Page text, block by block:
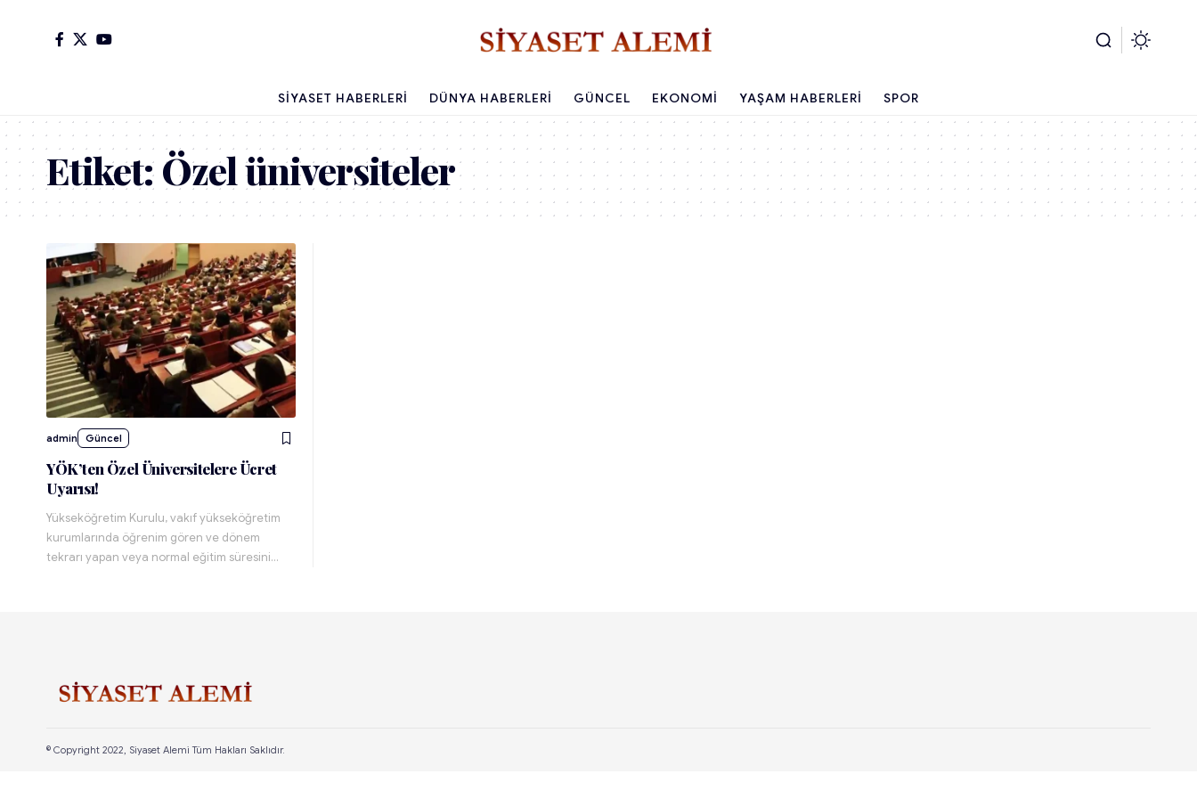
SIYASET HABERLERI DÜNYA HABERLERI GÜNCEL EKONOMI YAŞAM HABERLERI SPOR
Etiket:Özel üniversiteler
admin Güncel
YÖK’ten Özel Üniversitelere Ücret
Uyarısı!
Yükseköğretim Kurulu, vakıf yükseköğretim
kurumlarında öğrenim gören ve dönem
tekrarı yapan veya normal eğitim süresini…
© Copyright 2022, Siyaset Alemi Tüm Hakları Saklıdır.